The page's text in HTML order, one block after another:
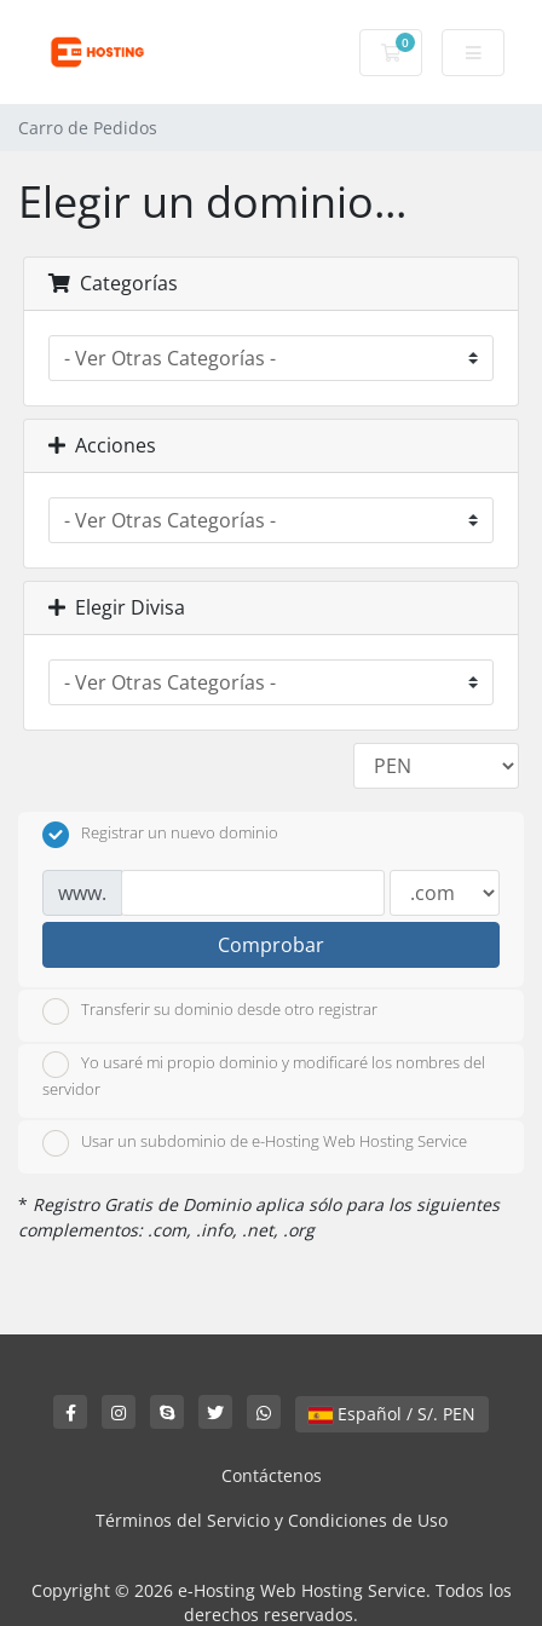
0
Carro de Pedidos
Carro de Pedidos
Elegir un dominio...
Categorías
Acciones
Elegir Divisa
Registrar un nuevo dominio
www.
Comprobar
Transferir su dominio desde otro registrar
Yo usaré mi propio dominio y modificaré los nombres del
servidor
Usar un subdominio de e-Hosting Web Hosting Service
* Registro Gratis de Dominio aplica sólo para los siguientes
complementos: .com, .info, .net, .org
Español / S/. PEN
Contáctenos
Términos del Servicio y Condiciones de Uso
Copyright © 2026 e-Hosting Web Hosting Service. Todos los
derechos reservados.